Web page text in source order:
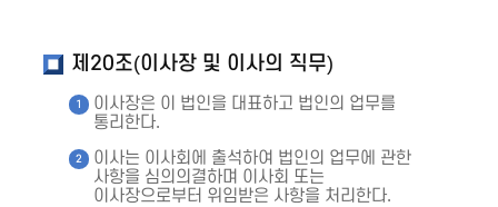
제20조(이사장 및 이사의 직무)
이사장은 이 법인을 대표하고 법인의 업무를
통리한다.
이사는 이사회에 출석하여 법인의 업무에 관한
사항을 심의의결하며 이사회 또는
이사장으로부터 위임받은 사항을 처리한다.